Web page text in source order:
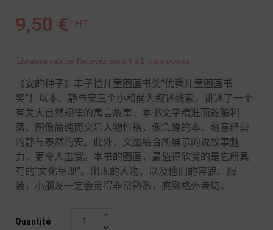
9,50 € HT
[Livraison rapide] Recevez sous 1 à 2 jours ouvrés
《安的种子》丰子恺儿童图画书奖“优秀儿童图画书
奖”！以本、静与安三个小和尚为叙述线索，讲述了一个
有关大自然规律的寓言故事。本书文字精准而乾脆利
落，图像简纯而突显人物性格，像急躁的本、刻意经营
的静与泰然的安。此外，文图结合所展示的说故事魅
力，更令人击赏。本书的图画，最值得欣赏的是它所具
有的“文化呈现”。出现的人物，以及他们的容貌、服
装，小朋友一定会觉得非常熟悉，感到格外亲切。
Quantité